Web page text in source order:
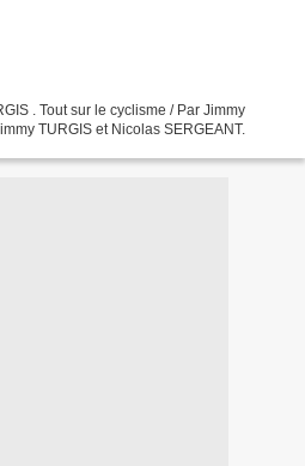
. Tout sur le cyclisme / Par Jimmy
TURGIS et Nicolas SERGEANT.